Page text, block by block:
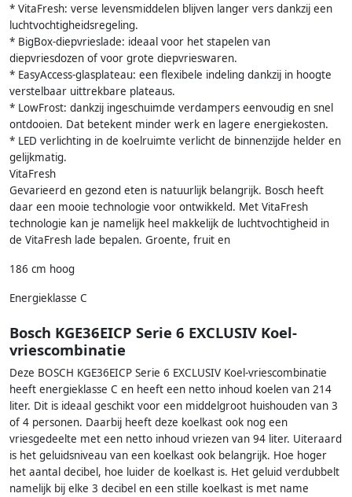
* VitaFresh: verse levensmiddelen blijven langer vers dankzij een
luchtvochtigheidsregeling.
* BigBox-diepvrieslade: ideaal voor het stapelen van
diepvriesdozen of voor grote diepvrieswaren.
* EasyAccess-glasplateau: een flexibele indeling dankzij in hoogte
verstelbaar uittrekbare plateaus.
* LowFrost: dankzij ingeschuimde verdampers eenvoudig en snel
ontdooien. Dat betekent minder werk en lagere energiekosten.
* LED verlichting in de koelruimte verlicht de binnenzijde helder en
gelijkmatig.
VitaFresh
Gevarieerd en gezond eten is natuurlijk belangrijk. Bosch heeft
daar een mooie technologie voor ontwikkeld. Met VitaFresh
technologie kan je namelijk heel makkelijk de luchtvochtigheid in
de VitaFresh lade bepalen. Groente, fruit en
186 cm hoog
Energieklasse C
Bosch KGE36EICP Serie 6 EXCLUSIV Koel-
vriescombinatie
Deze BOSCH KGE36EICP Serie 6 EXCLUSIV Koel-vriescombinatie
heeft energieklasse C en heeft een netto inhoud koelen van 214
liter. Dit is ideaal geschikt voor een middelgroot huishouden van 3
of 4 personen. Daarbij heeft deze koelkast ook nog een
vriesgedeelte met een netto inhoud vriezen van 94 liter. Uiteraard
is het geluidsniveau van een koelkast ook belangrijk. Hoe hoger
het aantal decibel, hoe luider de koelkast is. Het geluid verdubbelt
namelijk bij elke 3 decibel en een stille koelkast is met name